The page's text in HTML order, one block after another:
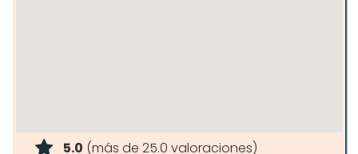
5.0 (más de 25.0 valoraciones)